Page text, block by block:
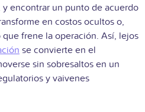
encontrar un punto de acuerdo
en costos ocultos o,
frene la operación. Así, lejos
se convierte en el
sin sobresaltos en un
y vaivenes